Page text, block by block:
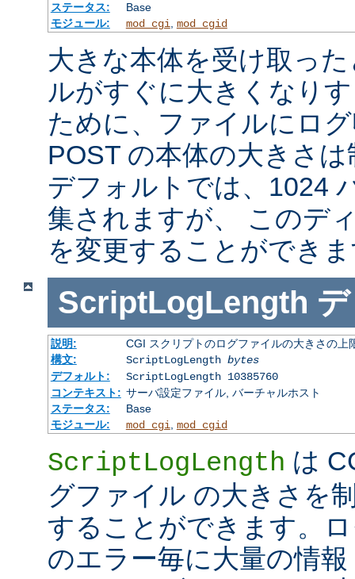
ステータス:
Base
モジュール:
mod_cgi, mod_cgid
大きな本体を受け取っ
ルがすぐに大きくなり
ために、ファイルにロ
POST の本体の大きさ
デフォルトでは、1024
集されますが、 このデ
を変更することができ
ScriptLogLength
説明:
CGI スクリプトのログファイルの大きさの上
構文:
ScriptLogLength bytes
デフォルト:
ScriptLogLength 10385760
コンテキスト: サーバ設定ファイル, バーチャルホスト
ステータス:
Base
モジュール:
mod_cgi mod_cgid
ScriptLogLength は
グファイル の大きさを
することができます。
のエラー毎に大量の情